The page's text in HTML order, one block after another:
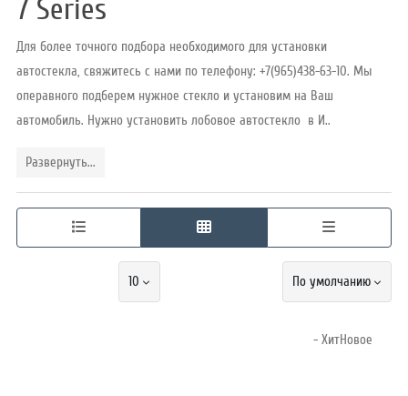
Режим
7 Series
Для более точного подбора необходимого для установки
автостекла, свяжитесь с нами по телефону: +7(965)438-63-10. Мы
операвного подберем нужное стекло и установим на Ваш
автомобиль. Нужно установить лобовое автостекло в И..
Развернуть...
10 По умолчанию
- ХитНовое